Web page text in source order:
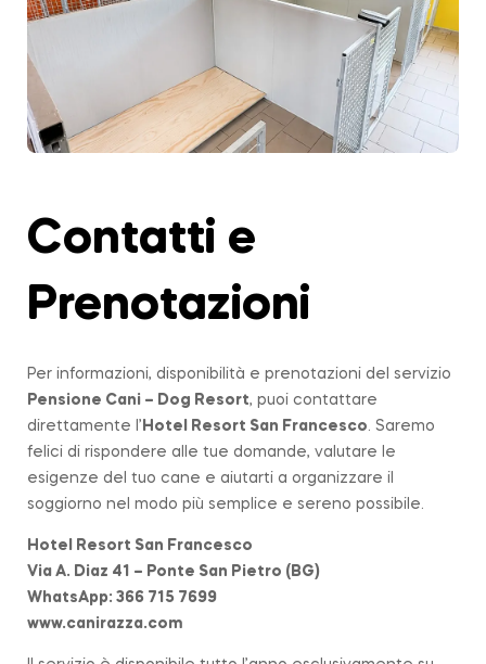
Contatti e
Prenotazioni
Per informazioni, disponibilità e prenotazioni del servizio
Pensione Cani – Dog Resort, puoi contattare
direttamente l’ Hotel Resort San Francesco . Saremo
felici di rispondere alle tue domande, valutare le
esigenze del tuo cane e aiutarti a organizzare il
soggiorno nel modo più semplice e sereno possibile.
Hotel Resort San Francesco
Via A. Diaz 41 – Ponte San Pietro (BG)
WhatsApp: 366 715 7699
www.canirazza.com